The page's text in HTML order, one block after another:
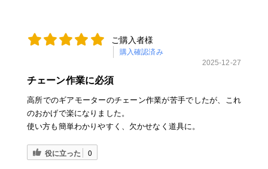
ご購入者様
購入確認済み
2025-12-27
チェーン作業に必須
高所でのギアモーターのチェーン作業が苦手でしたが、これ
のおかげで楽になりました。
使い方も簡単わかりやすく、欠かせなく道具に。
役に立った 0